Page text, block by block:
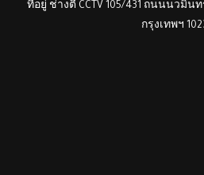
ที่อยู่ ช่างตี๋ CCTV 105/431 ถนนนวมิ
กรุงเทพฯ